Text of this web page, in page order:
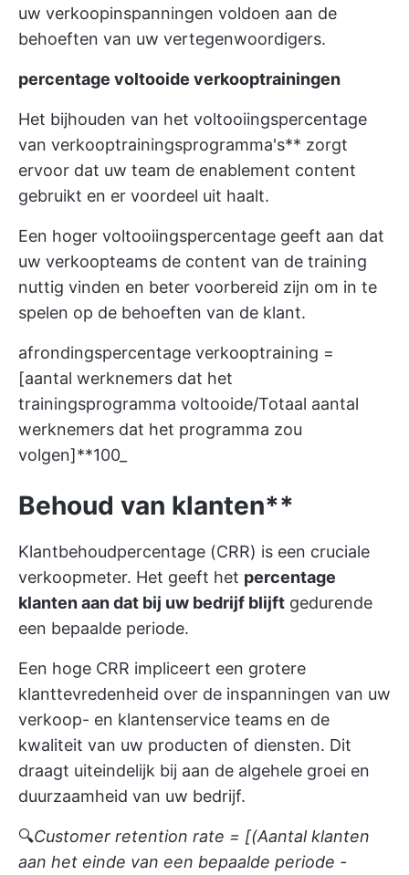
uw verkoopinspanningen voldoen aan de
behoeften van uw vertegenwoordigers.
percentage voltooide verkooptrainingen
Het bijhouden van het voltooiingspercentage
van verkooptrainingsprogramma's** zorgt
ervoor dat uw team de enablement content
gebruikt en er voordeel uit haalt.
Een hoger voltooiingspercentage geeft aan dat
uw verkoopteams de content van de training
nuttig vinden en beter voorbereid zijn om in te
spelen op de behoeften van de klant.
afrondingspercentage verkooptraining =
[aantal werknemers dat het
trainingsprogramma voltooide/Totaal aantal
werknemers dat het programma zou
volgen]**100_
Behoud van klanten**
Klantbehoudpercentage (CRR) is een cruciale
verkoopmeter. Het geeft het percentage
klanten aan dat bij uw bedrijf blijft gedurende
een bepaalde periode.
Een hoge CRR impliceert een grotere
klanttevredenheid over de inspanningen van uw
verkoop- en klantenservice teams en de
kwaliteit van uw producten of diensten. Dit
draagt uiteindelijk bij aan de algehele groei en
duurzaamheid van uw bedrijf.
🔍Customer retention rate = [(Aantal klanten
aan het einde van een bepaalde periode -